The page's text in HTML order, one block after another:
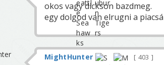
okos vagy dickson bazdmeg.
egy dolgod van elrugni a
MightHunter
403